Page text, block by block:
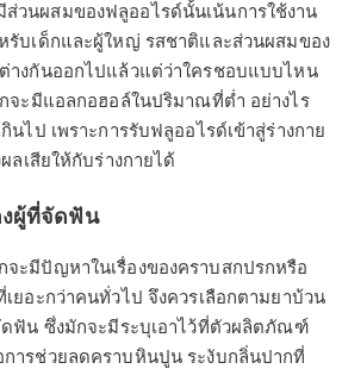
วนผสมของฟลูออไรด์นั้นเน้นการใช้งาน
รับเด็กและผู้ใหญ่ รสชาติและส่วนผสมของ
างกันออกไปแล้วแต่ว่าใครชอบแบบไหน
จะมีแอลกอฮอล์ในปริมาณที่ต่ำ อย่างไร
นไป เพราะการรับฟลูออไรด์เข้าสู่ร่างกาย
ลเสียให้กับร่างกายได้
ผู้ที่จัดฟัน
ะมีปัญหาในเรื่องของคราบสกปรกหรือ
ยอะกว่าคนทั่วไป จึงควรเลือกตามยาบ้วน
ฟัน ซึ่งมักจะมีระบุเอาไว้ที่ตัวผลิตภัณฑ์
ารช่วยลดคราบหินปูน ระงับกลิ่นปากที่